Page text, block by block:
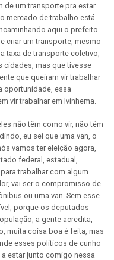
de um transporte pra estar
mercado de trabalho está
aqui o prefeito
criar um transporte, mesmo
taxa de transporte coletivo,
cidades, mas que tivesse
que queiram vir trabalhar
oportunidade, essa
vir trabalhar em Ivinhema.
não têm como vir, não têm
eu sei que uma van, o
vamos ter eleição agora,
federal, estadual,
trabalhar com algum
vai ser o compromisso de
ou uma van. Sem esse
porque os deputados
a gente acredita,
muita coisa boa é feita, mas
esses políticos de cunho
estar junto comigo nessa